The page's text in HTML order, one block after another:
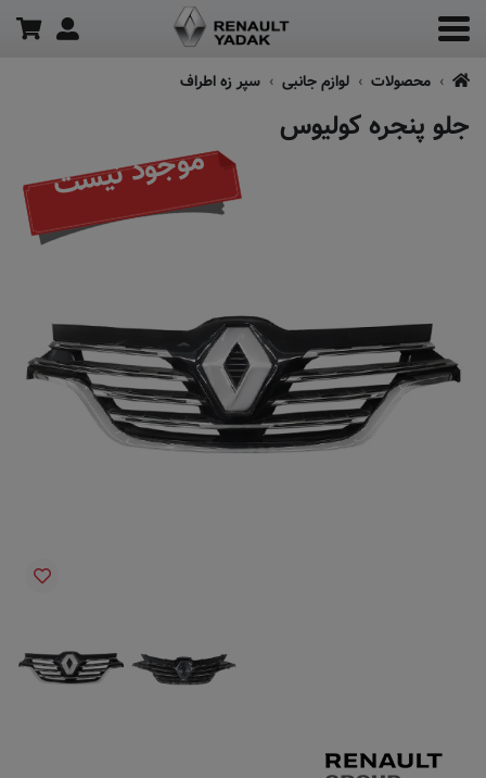
محصولات لوازم جانبی سپر زه اطراف
جلو پنجره کولیوس
موجود نیست